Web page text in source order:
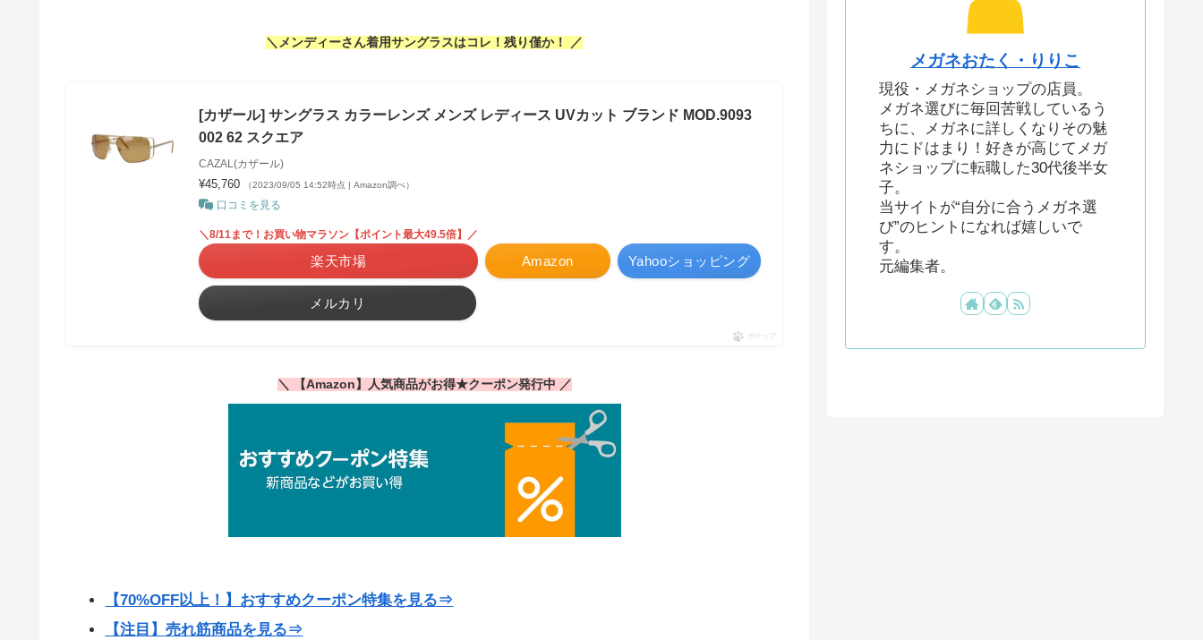
＼メンディーさん着用サングラスはコレ！残り僅か！ ／
[カザール] サングラス カラーレンズ メンズ レディース UVカット ブランド MOD.9093
002 62 スクエア
CAZAL(カザール)
¥45,760 （2023/09/05 14:52時点 | Amazon調べ）
口コミを見る
Amazon
＼8/11まで！お買い物マラソン【ポイント最大49.5倍】／
楽天市場 Yahooショッピング
メルカリ
ポチップ
＼ 【Amazon】人気商品がお得★クーポン発行中 ／
【70%OFF以上！】おすすめクーポン特集を見る⇒
【注目】売れ筋商品を見る⇒
メガネおたく・りりこ
現役・メガネショップの店員。
メガネ選びに毎回苦戦しているう
ちに、メガネに詳しくなりその魅
力にドはまり！好きが高じてメガ
ネショップに転職した30代後半女
子。
当サイトが“自分に合うメガネ選
び”のヒントになれば嬉しいで
す。
元編集者。